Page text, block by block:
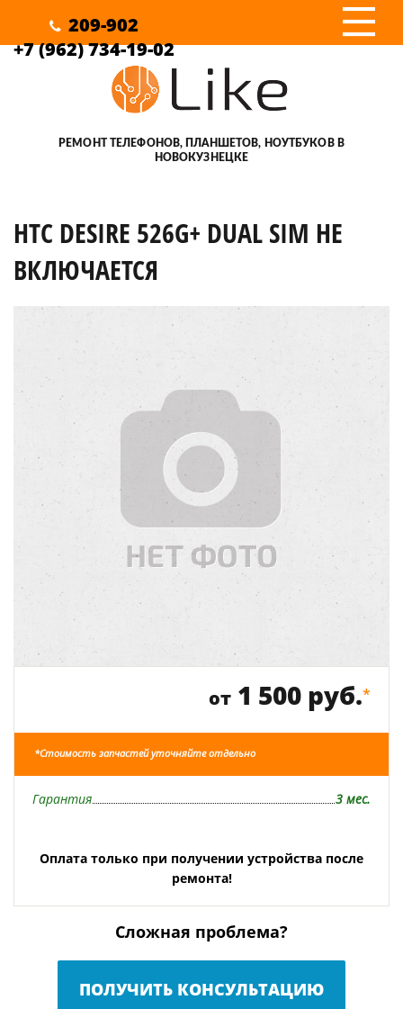
209-902
+7 (962) 734-19-02
III
РЕМОНТ ТЕЛЕФОНОВ, ПЛАНШЕТОВ, НОУТБУКОВ В
НОВОКУЗНЕЦКЕ
HTC DESIRE 526G+ DUAL SIM НЕ
ВКЛЮЧАЕТСЯ
от 1 500 руб.*
*Стоимость запчастей уточняйте отдельно
Гарантия 3 мес.
Оплата только при получении устройства после
ремонта!
Сложная проблема?
ПОЛУЧИТЬ КОНСУЛЬТАЦИЮ